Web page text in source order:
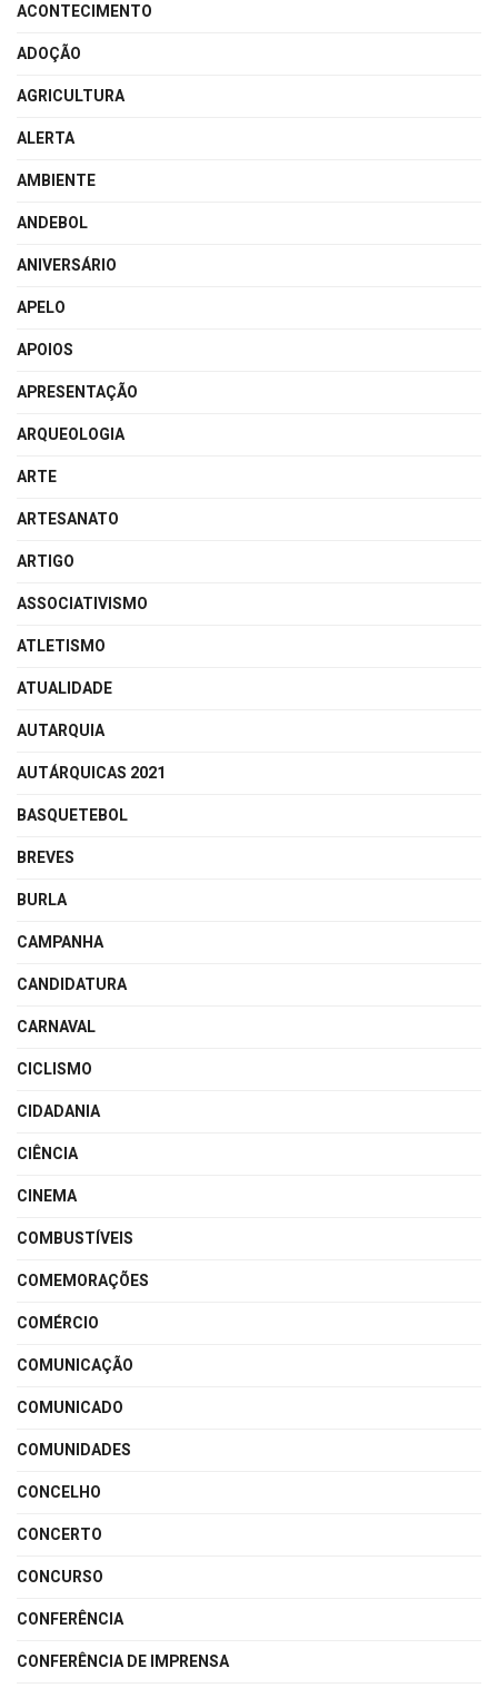
ACONTECIMENTO
ADOÇÃO
AGRICULTURA
ALERTA
AMBIENTE
ANDEBOL
ANIVERSÁRIO
APELO
APOIOS
APRESENTAÇÃO
ARQUEOLOGIA
ARTE
ARTESANATO
ARTIGO
ASSOCIATIVISMO
ATLETISMO
ATUALIDADE
AUTARQUIA
AUTÁRQUICAS 2021
BASQUETEBOL
BREVES
BURLA
CAMPANHA
CANDIDATURA
CARNAVAL
CICLISMO
CIDADANIA
CIÊNCIA
CINEMA
COMBUSTÍVEIS
COMEMORAÇÕES
COMÉRCIO
COMUNICAÇÃO
COMUNICADO
COMUNIDADES
CONCELHO
CONCERTO
CONCURSO
CONFERÊNCIA
CONFERÊNCIA DE IMPRENSA